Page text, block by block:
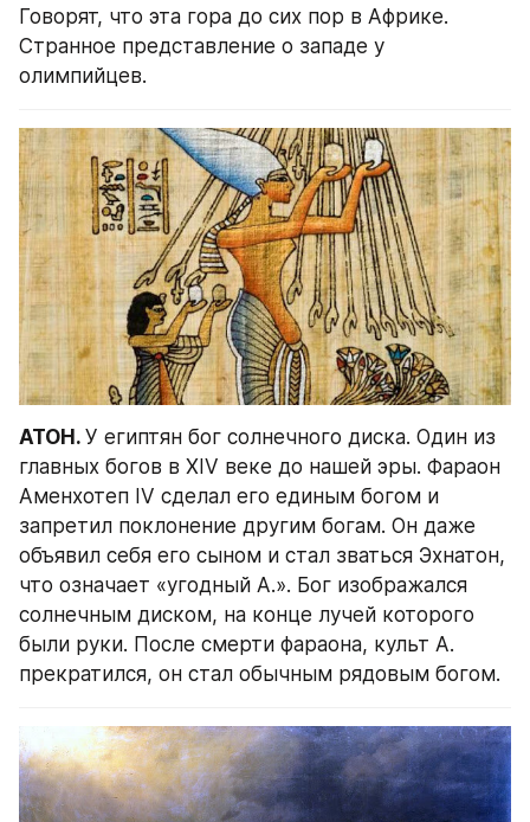
Говорят, что эта гора до сих пор в Африке.
Странное представление о западе у
олимпийцев.
АТОН. У египтян бог солнечного диска. Один из
главных богов в XIV веке до нашей эры. Фараон
Аменхотеп IV сделал его единым богом и
запретил поклонение другим богам. Он даже
объявил себя его сыном и стал зваться Эхнатон,
что означает «угодный А.». Бог изображался
солнечным диском, на конце лучей которого
были руки. После смерти фараона, культ А.
прекратился, он стал обычным рядовым богом.